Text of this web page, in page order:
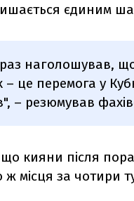
єдиним
наголошував,
– це перемога у
– резюмував
кияни після
ж місця за